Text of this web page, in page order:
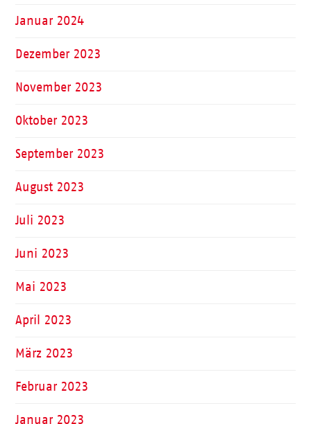
Januar 2024
Dezember 2023
November 2023
Oktober 2023
September 2023
August 2023
Juli 2023
Juni 2023
Mai 2023
April 2023
März 2023
Februar 2023
Januar 2023